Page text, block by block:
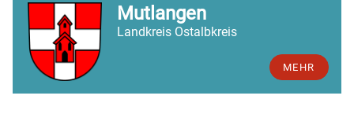
Mutlangen
Landkreis Ostalbkreis
MEHR